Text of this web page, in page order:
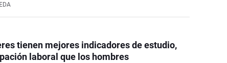
tienen mejores indicadores de estudio,
laboral que los hombres